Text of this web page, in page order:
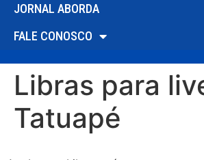
JORNAL ABORDA
FALE CONOSCO
Libras para
Tatuapé